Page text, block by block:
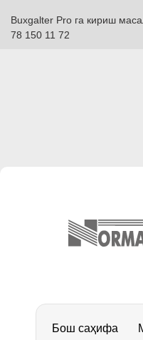
Buxgalter Pro га кириш
78 150 11 72
Бош саҳифа